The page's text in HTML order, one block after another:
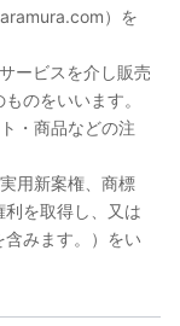
）を
ービスを介し販売
のをいいます。
・商品などの注
用新案権、商標
を取得し、又は
みます。）をい